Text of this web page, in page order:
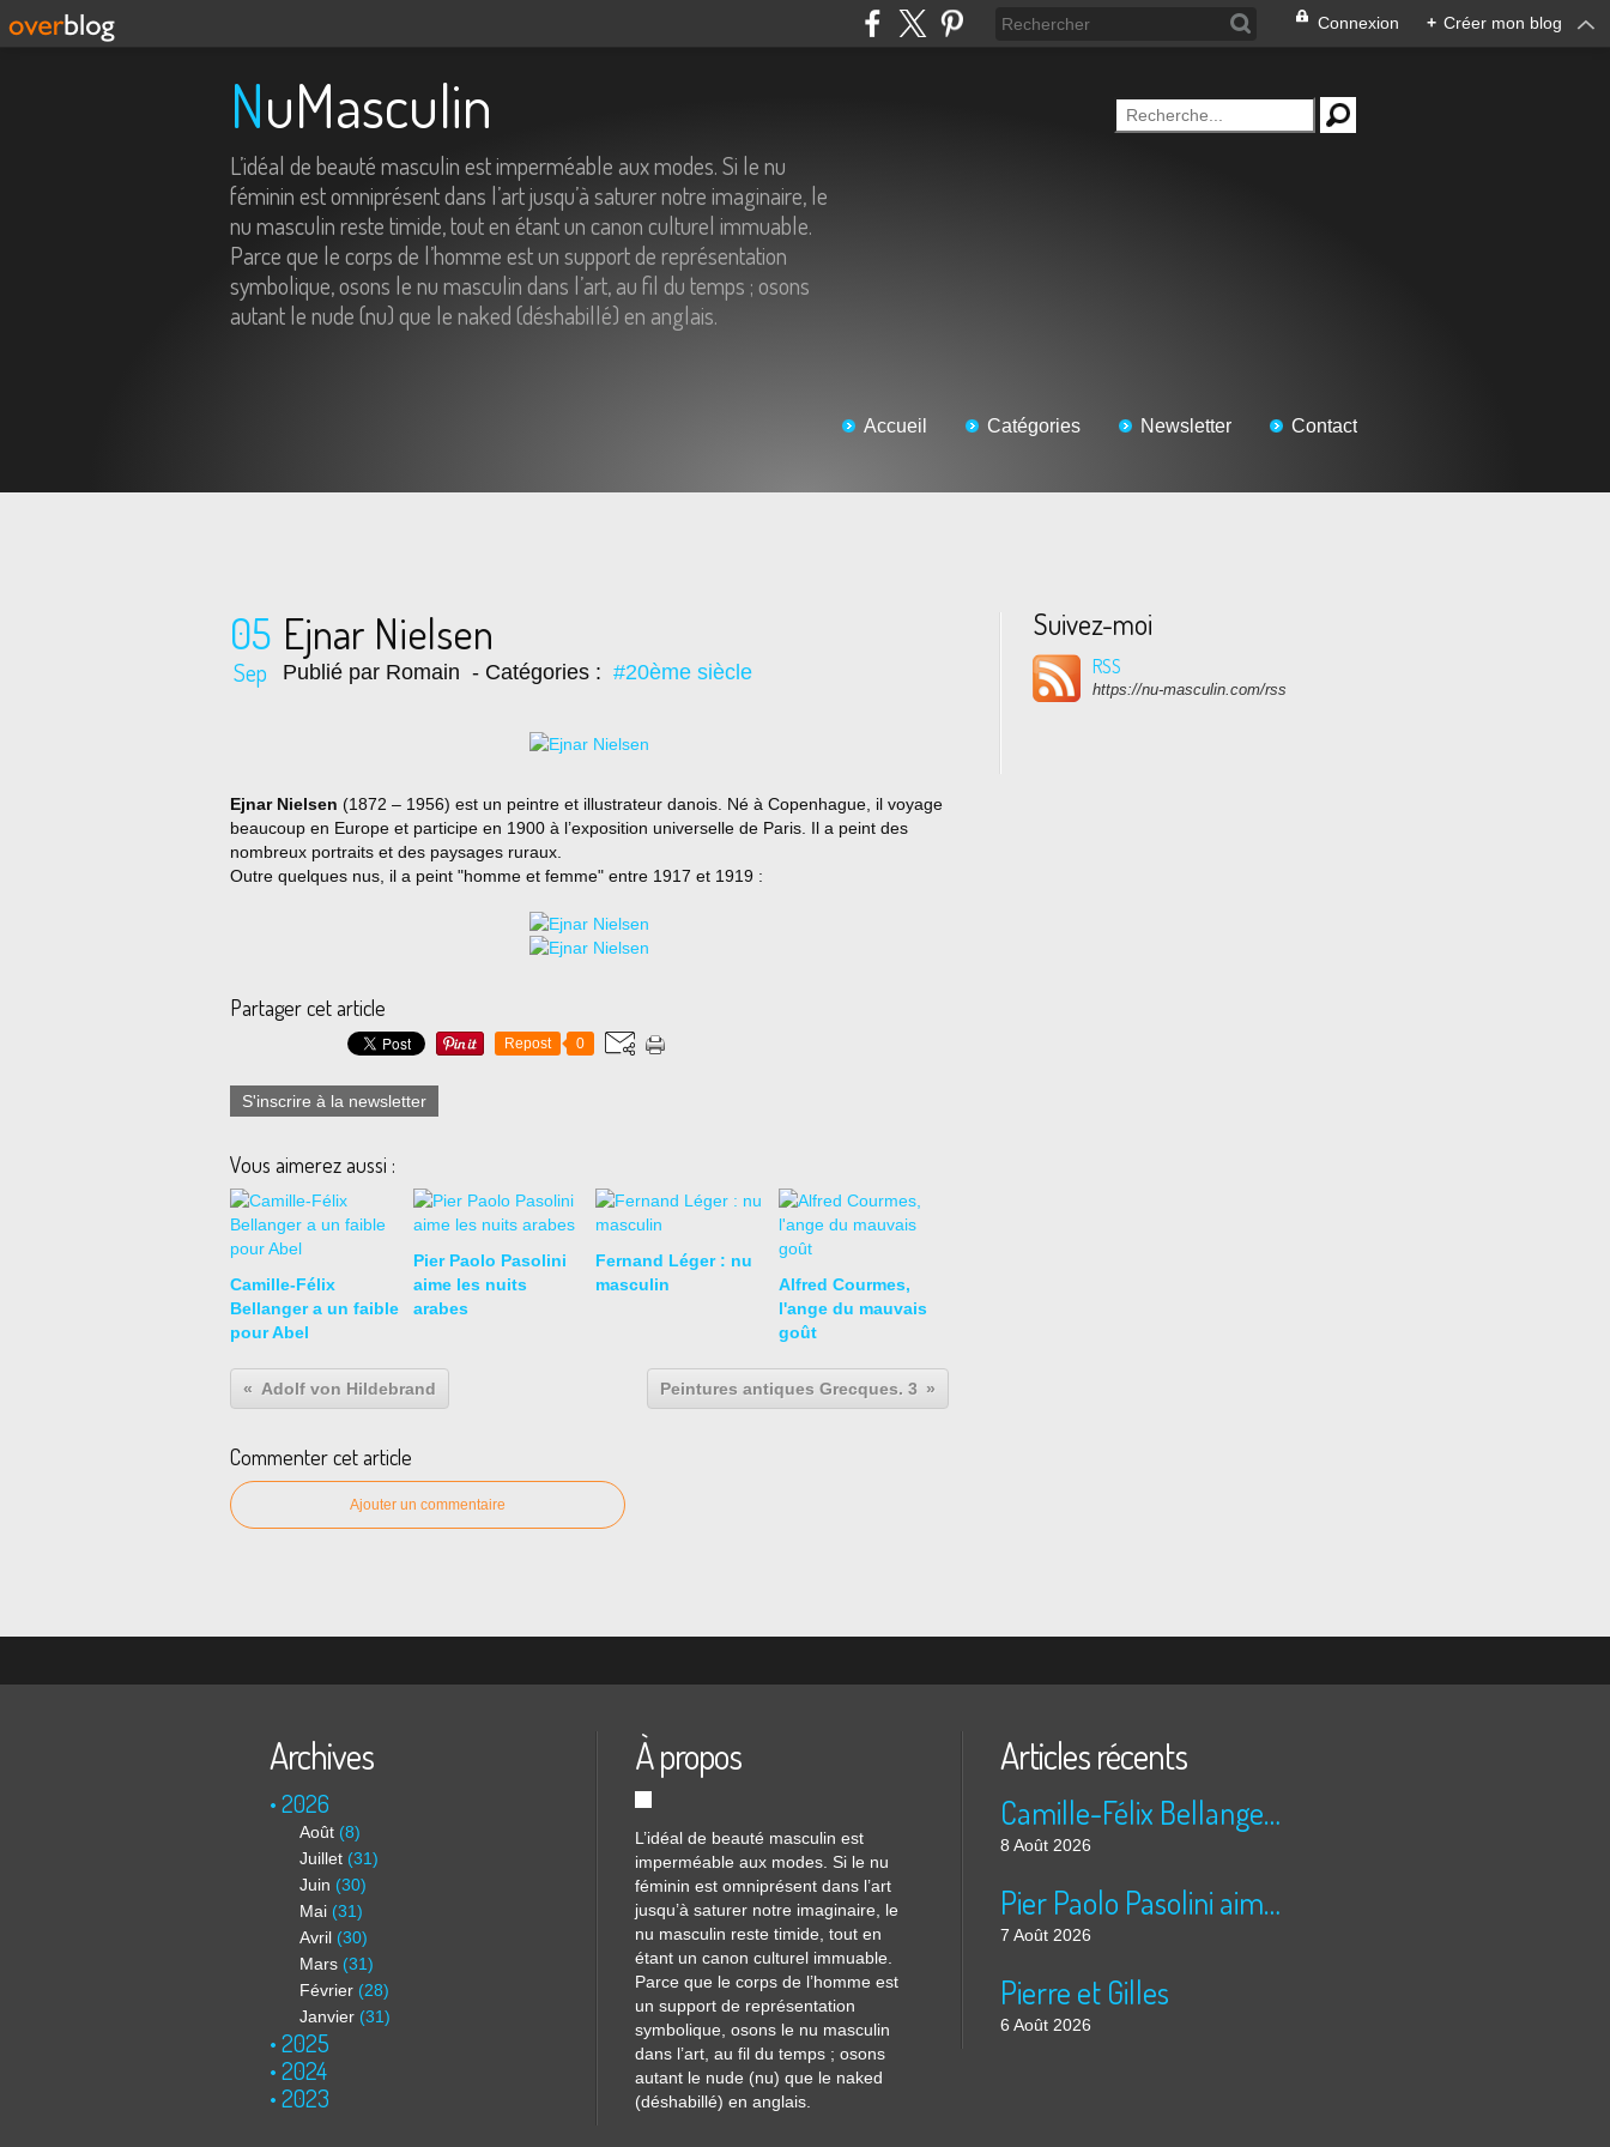
Connexion + Créer mon blog
NuMasculin
L’idéal de beauté masculin est imperméable aux modes. Si le nu
féminin est omniprésent dans l’art jusqu’à saturer notre imaginaire, le
nu masculin reste timide, tout en étant un canon culturel immuable.
Parce que le corps de l’homme est un support de représentation
symbolique, osons le nu masculin dans l’art, au fil du temps ; osons
autant le nude (nu) que le naked (déshabillé) en anglais.
Accueil Catégories Newsletter Contact
05
Sep
Ejnar Nielsen
Publié par Romain - Catégories : #20ème siècle
Ejnar Nielsen (1872 – 1956) est un peintre et illustrateur danois. Né à Copenhague, il voyage
beaucoup en Europe et participe en 1900 à l’exposition universelle de Paris. Il a peint des
nombreux portraits et des paysages ruraux.
Outre quelques nus, il a peint "homme et femme" entre 1917 et 1919 :
Partager cet article
Repost 0
S'inscrire à la newsletter
Vous aimerez aussi :
Camille-Félix
Bellanger a un faible
pour Abel
Pier Paolo Pasolini
aime les nuits
arabes
Fernand Léger : nu
masculin
Alfred Courmes,
l'ange du mauvais
goût
Adolf von Hildebrand Peintures antiques Grecques. 3
Commenter cet article
Ajouter un commentaire
Suivez-moi
RSS
https://nu-masculin.com/rss
Archives
2026
Août (8)
Juillet (31)
Juin (30)
Mai (31)
Avril (30)
Mars (31)
Février (28)
Janvier (31)
2025
2024
2023
À propos
L’idéal de beauté masculin est
imperméable aux modes. Si le nu
féminin est omniprésent dans l’art
jusqu’à saturer notre imaginaire, le
nu masculin reste timide, tout en
étant un canon culturel immuable.
Parce que le corps de l’homme est
un support de représentation
symbolique, osons le nu masculin
dans l’art, au fil du temps ; osons
autant le nude (nu) que le naked
(déshabillé) en anglais.
Articles récents
Camille-Félix Bellanger a un faible pour Abel
8 Août 2026
Pier Paolo Pasolini aime les nuits arabes
7 Août 2026
Pierre et Gilles
6 Août 2026